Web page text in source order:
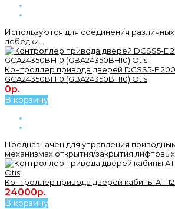
Используются для соединения
лебедки...
Контроллер привода дверей DCSS5-E
GCA24350BH10 (GBA24350BH10) Otis
0р.
В корзину
Предназначен для управления
механизмах открытия/закрытия лифтовых
Контроллер привода дверей кабины AT-
24000р.
В корзину